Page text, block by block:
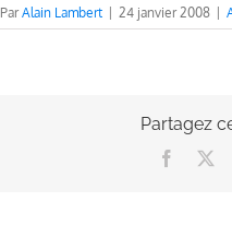
ParAlain Lambert 24 janvier 2008
Partagez